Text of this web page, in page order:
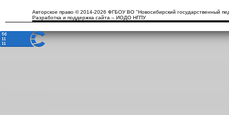
Авторское право © 2014-2026 ФГБОУ ВО "Новосибирский государственный
Разработка и поддержка сайта – ИОДО НГПУ